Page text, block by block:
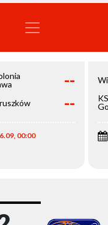
--
--
00:00